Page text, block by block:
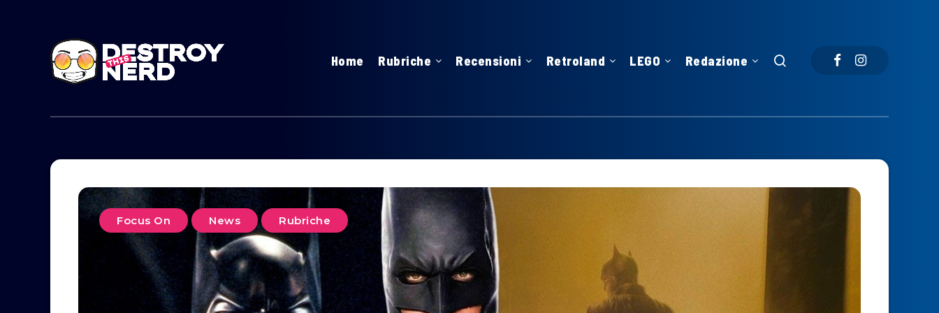
Home Rubriche Recensioni Retroland LEGO Redazione
Focus On News Rubriche